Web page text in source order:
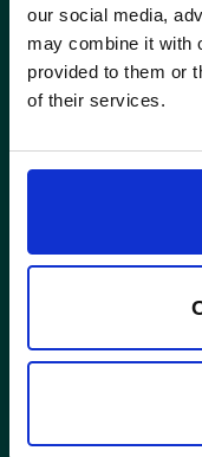
our social media,
may combine it with
provided to them or
of their services.